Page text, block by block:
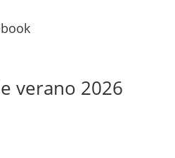
verano 2026